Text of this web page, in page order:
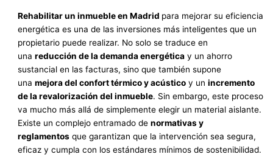
Rehabilitar un inmueble en Madrid para mejorar su eficiencia
energética es una de las inversiones más inteligentes que un
propietario puede realizar. No solo se traduce en
unareducción de la demanda energética y un ahorro
sustancial en las facturas, sino que también supone
unamejora del confort térmico y acústico y unincremento
de la revalorización del inmueble. Sin embargo, este proceso
va mucho más allá de simplemente elegir un material aislante.
Existe un complejo entramado denormativas y
reglamentos que garantizan que la intervención sea segura,
eficaz y cumpla con los estándares mínimos de sostenibilidad.